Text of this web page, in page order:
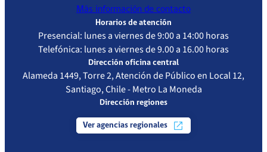
Más información de contacto
Horarios de atención
Presencial: lunes a viernes de 9:00 a 14:00 horas
Telefónica: lunes a viernes de 9.00 a 16.00 horas
Dirección oficina central
Alameda 1449, Torre 2, Atención de Público en Local 12,
Santiago, Chile - Metro La Moneda
Dirección regiones
Ver agencias regionales